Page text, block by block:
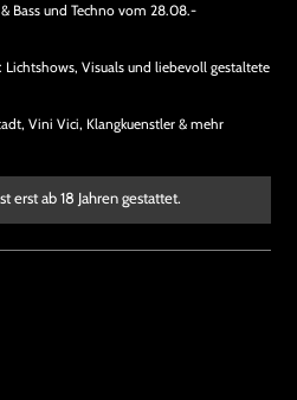
Bass und Techno vom 28.08.-
Lichtshows, Visuals und liebevoll gestaltete
Vini Vici, Klangkuenstler & mehr
erst ab 18 Jahren gestattet.